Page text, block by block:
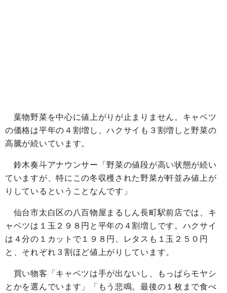
葉物野菜を中心に値上がりが止まりません。キャベツ
の価格は平年の４割増し、ハクサイも３割増しと野菜の
高騰が続いています。
鈴木奏斗アナウンサー「野菜の値段が高い状態が続い
ていますが、特にこの冬収穫された野菜が軒並み値上が
りしているということなんです」
仙台市太白区の八百物屋まるしん長町駅前店では、キ
ャベツは１玉２９８円と平年の４割増しです。ハクサイ
は４分の１カットで１９８円、レタスも１玉２５０円
と、それぞれ３割ほど値上がりしています。
買い物客「キャベツは手が出ないし、もっぱらモヤシ
とかを選んでいます」「もう悲鳴。最後の１枚まで食べ